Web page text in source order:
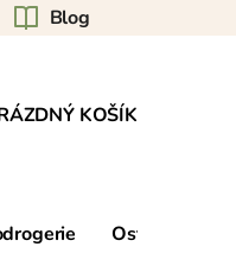
Blog
KOŠÍK
KOŠÍK
Ostatní